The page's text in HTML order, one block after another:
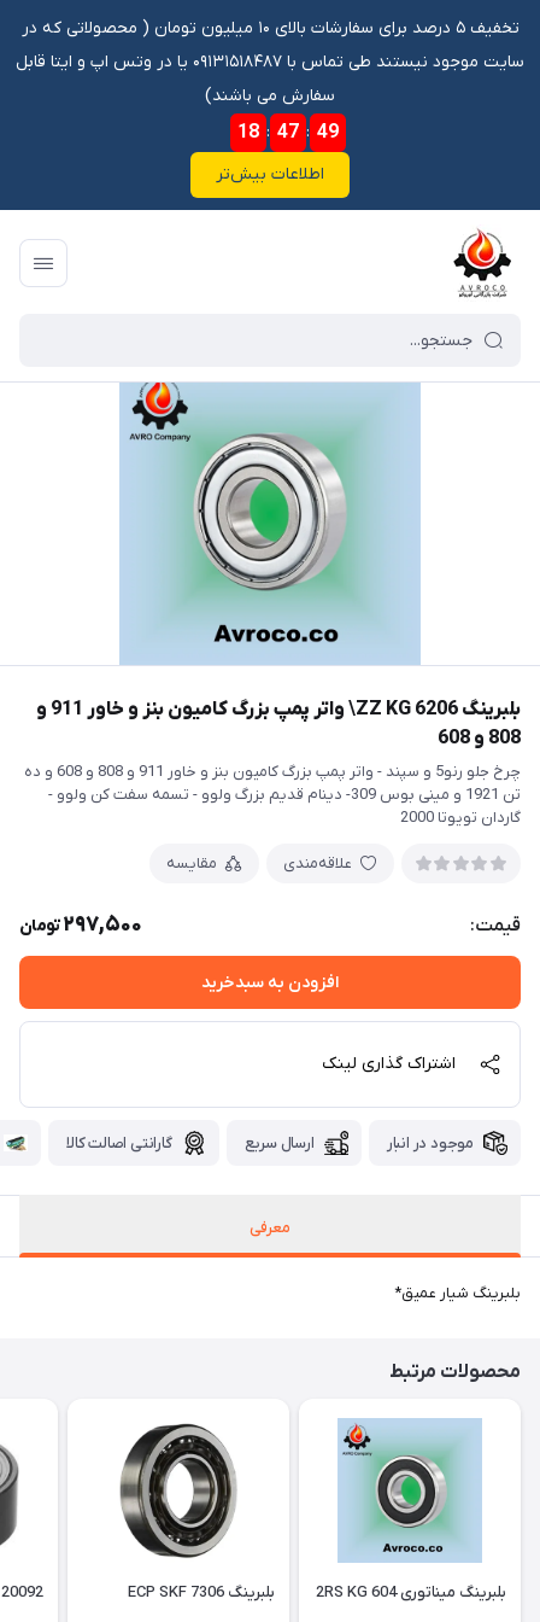
تخفیف ۵ درصد برای سفارشات بالای ۱۰ میلیون تومان ‌‌(‌‌ محصولاتی که در
سایت موجود نیستند طی تماس با ۰۹۱۳۱۵۱۸۴۸۷ یا در وتس اپ و ایتا قابل
سفارش می باشند)
18 : 47 : 49
اطلاعات بیش‌تر
فروشگاه آنلاین آوروکو
بلبرینگ 6206 ZZ KG\ واتر پمپ بزرگ کامیون بنز و خاور 911 و
808 و 608
چرخ جلو رنو5 و سپند - واتر پمپ بزرگ کامیون بنز و خاور 911 و 808 و 608 و ده
تن 1921 و مینی بوس 309- دینام قدیم بزرگ ولوو - تسمه سفت کن ولوو -
گاردان تویوتا 2000
علاقه‌مندی مقایسه
قیمت: 297,500تومان
افزودن به سبدخرید
اشتراک گذاری لینک
موجود در انبار ارسال سریع گارانتی اصالت کالا
معرفی
بلبرینگ شیار عمیق*
محصولات مرتبط
بلبرینگ میناتوری 604 2RS KG بلبرینگ 7306 ECP SKF